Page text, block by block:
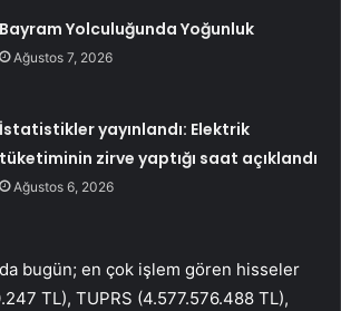
Bayram Yolculuğunda Yoğunluk
Ağustos 7, 2026
İstatistikler yayınlandı: Elektrik
tüketiminin zirve yaptığı saat açıklandı
Ağustos 6, 2026
bugün; en çok işlem gören hisseler
TL), TUPRS (4.577.576.488 TL),